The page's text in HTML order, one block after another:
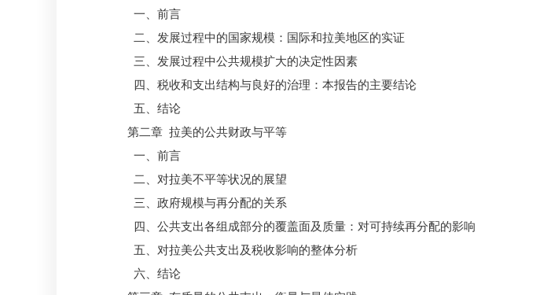
一、前言
二、发展过程中的国家规模：国际和拉美地区的实证
三、发展过程中公共规模扩大的决定性因素
四、税收和支出结构与良好的治理：本报告的主要结论
五、结论
第二章 拉美的公共财政与平等
一、前言
二、对拉美不平等状况的展望
三、政府规模与再分配的关系
四、公共支出各组成部分的覆盖面及质量：对可持续再分配的影响
五、对拉美公共支出及税收影响的整体分析
六、结论